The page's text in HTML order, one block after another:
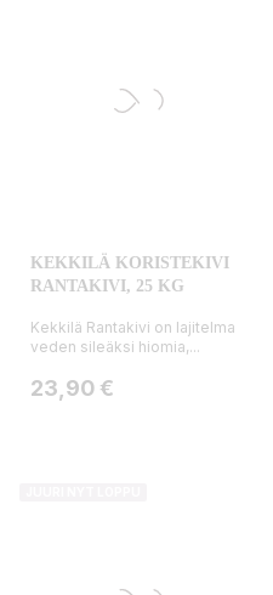
KEKKILÄ KORISTEKIVI
RANTAKIVI, 25 KG
Kekkilä Rantakivi on lajitelma
veden sileäksi hiomia,...
Hinta
23,90 €